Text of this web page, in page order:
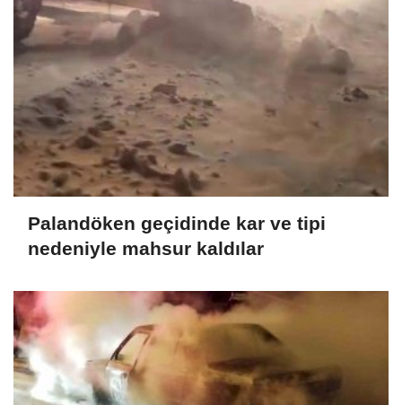
Palandöken geçidinde kar ve tipi
nedeniyle mahsur kaldılar